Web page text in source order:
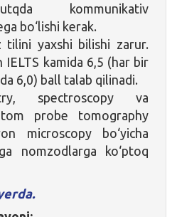
kommunikativ
bo‘lishi kerak.
tilini yaxshi bilishi zarur.
IELTS kamida 6,5 (har bir
6,0) ball talab qilinadi.
spectroscopy va
probe tomography
microscopy bo‘yicha
nomzodlarga ko‘ptoq